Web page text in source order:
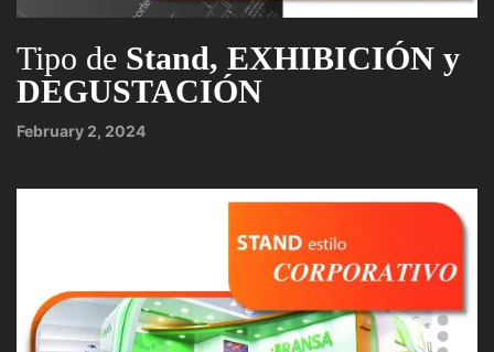
Tipo de Stand, EXHIBICIÓN y
DEGUSTACIÓN
February 2, 2024